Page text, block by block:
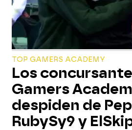
TOP GAMERS ACADEMY
Los
Gamers
despiden de
RubySy9 y